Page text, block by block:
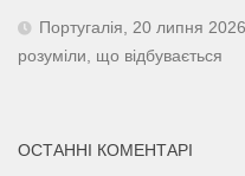
Португалія, 20 липня
розуміли, що відбувається
ОСТАННІ КОМЕНТАРІ